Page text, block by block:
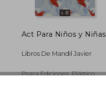
Act Para Niños y Niñas
Libros De Mandil Javier
Psara Ediciones, Plástico,